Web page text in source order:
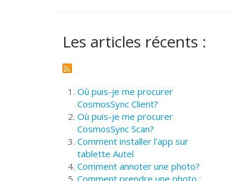
Les articles récents :
Où puis-je me procurer
CosmosSync Client?
Où puis-je me procurer
CosmosSync Scan?
Comment installer l'app sur
tablette Autel
Comment annoter une photo?
Comment prendre une photo :